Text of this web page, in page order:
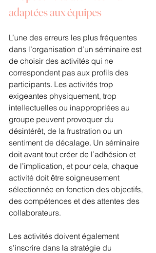
adaptées aux équipes
L’une des erreurs les plus fréquentes
dans l’organisation d’un séminaire est
de choisir des activités qui ne
correspondent pas aux profils des
participants. Les activités trop
exigeantes physiquement, trop
intellectuelles ou inappropriées au
groupe peuvent provoquer du
désintérêt, de la frustration ou un
sentiment de décalage. Un séminaire
doit avant tout créer de l’adhésion et
de l’implication, et pour cela, chaque
activité doit être soigneusement
sélectionnée en fonction des objectifs,
des compétences et des attentes des
collaborateurs.
Les activités doivent également
s’inscrire dans la stratégie du